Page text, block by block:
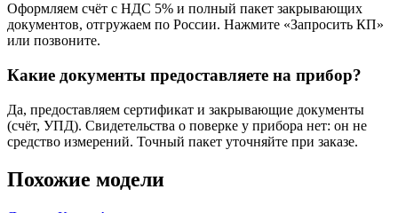
Оформляем счёт с НДС 5% и полный пакет закрывающих
документов, отгружаем по России. Нажмите «Запросить КП»
или позвоните.
Какие документы предоставляете на прибор?
Да, предоставляем сертификат и закрывающие документы
(счёт, УПД). Свидетельства о поверке у прибора нет: он не
средство измерений. Точный пакет уточняйте при заказе.
Похожие модели